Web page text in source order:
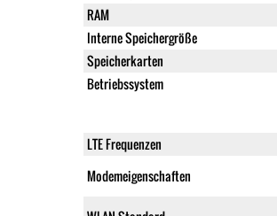
RAM
Interne Speichergröße
Speicherkarten
Betriebssystem
LTE Frequenzen
Modemeigenschaften